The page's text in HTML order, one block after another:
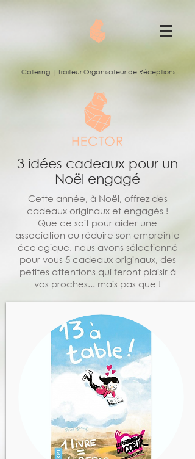
Catering | Traiteur Organisateur de Réceptions
3 idées cadeaux pour un
Noël engagé
Cette année, à Noël, offrez des
cadeaux originaux et engagés !
Que ce soit pour aider une
association ou réduire son empreinte
écologique, nous avons sélectionné
pour vous 5 cadeaux originaux, des
petites attentions qui feront plaisir à
vos proches... mais pas que !